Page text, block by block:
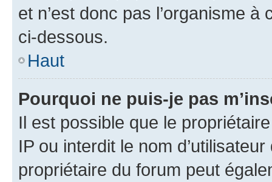
et n’est donc pas l’organisme
ci-dessous.
Haut
Pourquoi ne puis-je pas
Il est possible que le
IP ou interdit le nom
propriétaire du forum peut